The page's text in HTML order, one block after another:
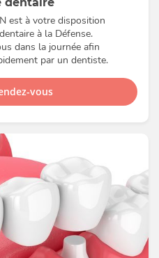
est à votre disposition
à la Défense.
dans la journée afin
par un dentiste.
vous